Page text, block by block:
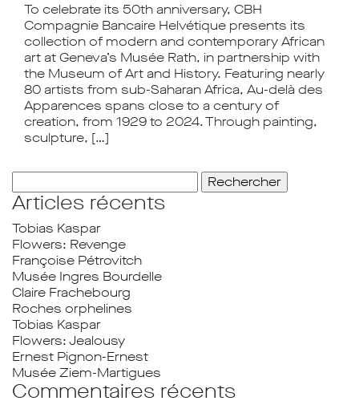
To celebrate its 50th anniversary, CBH
Compagnie Bancaire Helvétique presents its
collection of modern and contemporary African
art at Geneva’s Musée Rath, in partnership with
the Museum of Art and History. Featuring nearly
80 artists from sub-Saharan Africa, Au-delà des
Apparences spans close to a century of
creation, from 1929 to 2024. Through painting,
sculpture, […]
Articles récents
Tobias Kaspar
Flowers: Revenge
Françoise Pétrovitch
Musée Ingres Bourdelle
Claire Frachebourg
Roches orphelines
Tobias Kaspar
Flowers: Jealousy
Ernest Pignon-Ernest
Musée Ziem-Martigues
Commentaires récents